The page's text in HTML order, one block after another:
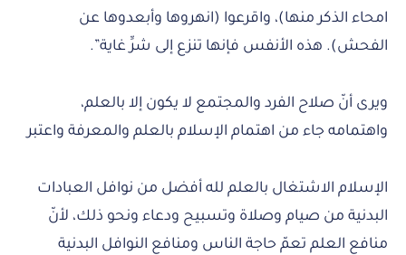
امحاء الذكر منها)، واقرعوا (انهروها وأبعدوها عن
الفحش). هذه الأنفس فإنها تنزع إلى شرِّ غاية”.
ويرى أنّ صلاح الفرد والمجتمع لا يكون إلا بالعلم،
واهتمامه جاء من اهتمام الإسلام بالعلم والمعرفة واعتبر
الإسلام الاشتغال بالعلم لله أفضل من نوافل العبادات
البدنية من صيام وصلاة وتسبيح ودعاء ونحو ذلك، لأنّ
منافع العلم تعمّ حاجة الناس ومنافع النوافل البدنية